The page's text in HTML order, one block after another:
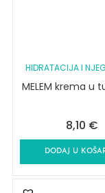
HIDRATACIJA I
MELEM krema u
8,10 €
DODAJ U